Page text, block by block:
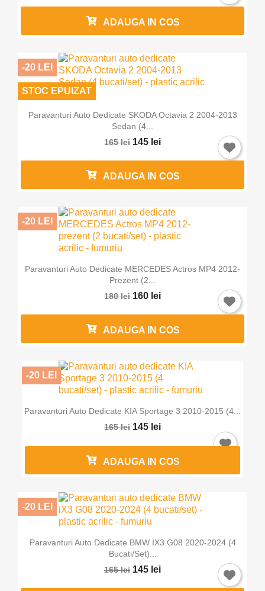
ADAUGA IN COS
Paravanturi Auto Dedicate SKODA Octavia 2 2004-2013
Sedan (4...
165 lei 145 lei
-20 LEI
STOC EPUIZAT
ADAUGA IN COS
Paravanturi Auto Dedicate MERCEDES Actros MP4 2012-
Prezent (2...
180 lei 160 lei
-20 LEI
ADAUGA IN COS
Paravanturi Auto Dedicate KIA Sportage 3 2010-2015 (4...
165 lei 145 lei
-20 LEI
ADAUGA IN COS
Paravanturi Auto Dedicate BMW IX3 G08 2020-2024 (4
Bucati/set)...
165 lei 145 lei
-20 LEI